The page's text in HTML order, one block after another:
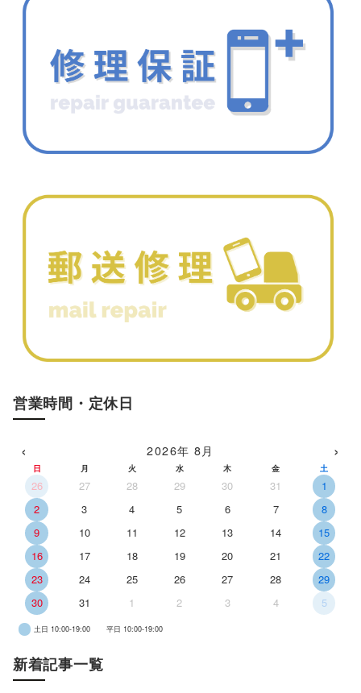
営業時間・定休日
‹ 2026年 8月 ›
日 月 火 水 木 金 土
26 27 28 29 30 31
1
2
3 4 5 6 7
8
9
10 11 12 13 14
15
16
17 18 19 20 21
22
23
24 25 26 27 28
29
30
31 1 2 3 4 5
土日 10:00-19:00 平日 10:00-19:00
新着記事一覧